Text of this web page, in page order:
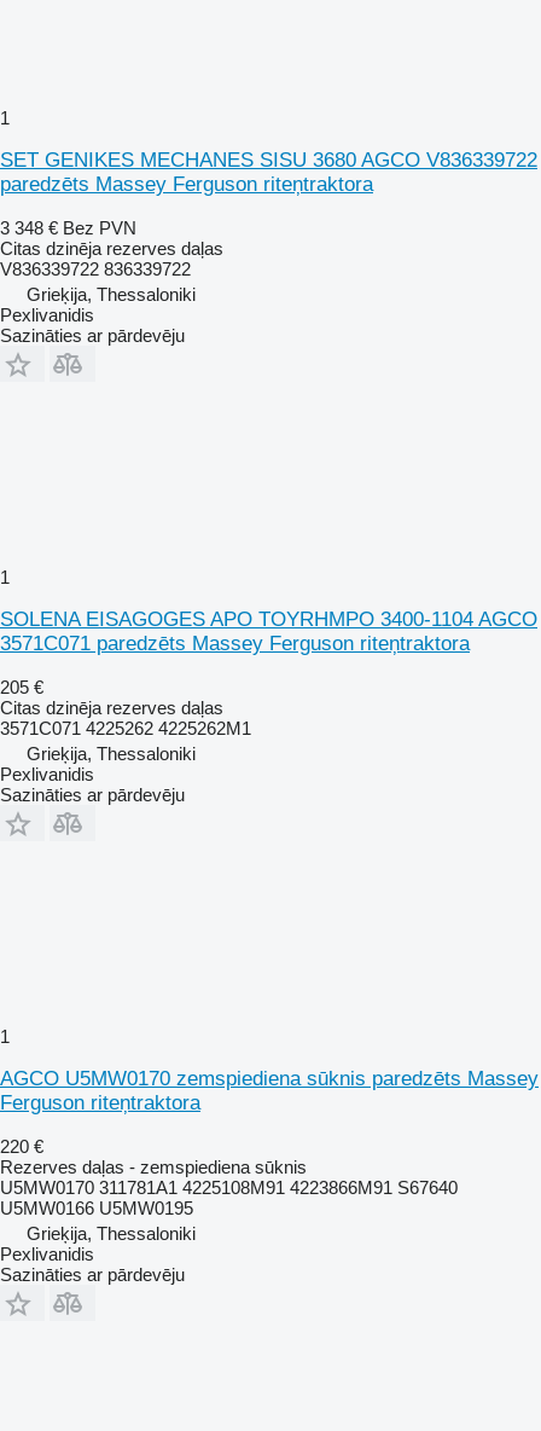
1
SET GENIKES MECHANES SISU 3680 AGCO V836339722
paredzēts Massey Ferguson riteņtraktora
3 348 € Bez PVN
Citas dzinēja rezerves daļas
V836339722 836339722
Grieķija, Thessaloniki
Pexlivanidis
Sazināties ar pārdevēju
1
SOLENA EISAGOGES APO TOYRHMPO 3400-1104 AGCO
3571C071 paredzēts Massey Ferguson riteņtraktora
205 €
Citas dzinēja rezerves daļas
3571C071 4225262 4225262M1
Grieķija, Thessaloniki
Pexlivanidis
Sazināties ar pārdevēju
1
AGCO U5MW0170 zemspiediena sūknis paredzēts Massey
Ferguson riteņtraktora
220 €
Rezerves daļas - zemspiediena sūknis
U5MW0170 311781A1 4225108M91 4223866M91 S67640
U5MW0166 U5MW0195
Grieķija, Thessaloniki
Pexlivanidis
Sazināties ar pārdevēju